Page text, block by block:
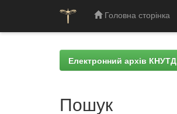
Головна сторінка
Електронний архів КНУТД
Пошук